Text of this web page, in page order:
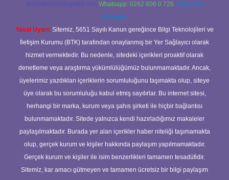
forumhizmeti@gmail.com Whatsapp: 0262 606 0 726 Telegram:
@karabul
Yasal Uyarı: Sitemiz, 5651 Sayılı Kanun gereğince Bilgi Teknolojileri ve
İletişim Kurumu (BTK) tarafından onaylanmış bir Yer Sağlayıcı olarak
hizmet vermektedir. Bu nedenle, sitedeki içerikleri proaktif olarak
denetleme veya araştırma yükümlülüğümüz bulunmamaktadır. Ancak,
üyelerimiz yazdıkları içeriklerin sorumluluğunu taşımakta olup, siteye
üye olarak bu sorumluluğu kabul etmiş sayılırlar. Bu internet sitesi,
herhangi bir marka, kurum veya şahıs şirketi ile hiçbir bağlantısı
bulunmamaktadır. Sitede yalnızca kendi hazırladığımız makaleler
paylaşılmaktadır. Burada yer alan içerikler haber niteliği taşımamakta
olup, gerçek kurum ve kişiler hakkında paylaşım yapılmamaktadır.
Gerçek kurum ve kişiler ile isim benzerlikleri tamamen tesadüfidir.
Sitemiz, kar amacı gütmeyen ve tamamen ücretsiz bir bilgi paylaşım